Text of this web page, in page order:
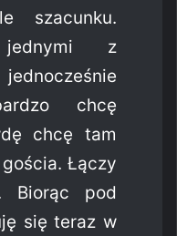
szacunku.
jednymi z
chcę
chcę tam
Łączy
Biorąc pod
się teraz w